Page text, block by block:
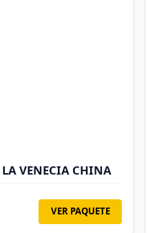
VENECIA CHINA
VER PAQUETE